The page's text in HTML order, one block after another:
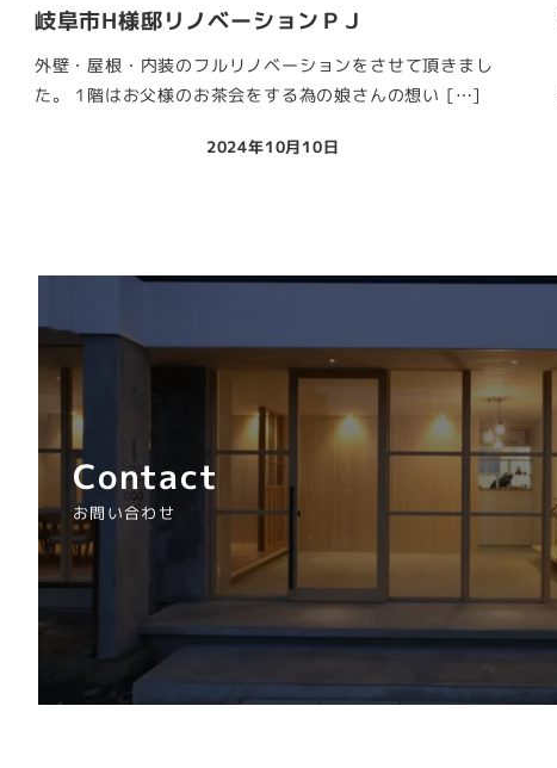
岐阜市H様邸リノベーションＰＪ
外壁・屋根・内装のフルリノベーションをさせて頂きまし
た。 1階はお父様のお茶会をする為の娘さんの想い […]
2024年10月10日
Contact
お問い合わせ